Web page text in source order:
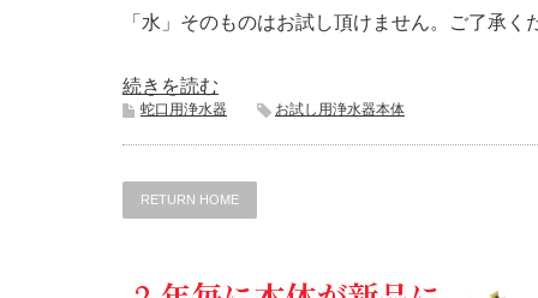
「水」そのものはお試し頂けません。ご了承く
続きを読む
蛇口用浄水器 お試し用浄水器本体
RETURN HOME